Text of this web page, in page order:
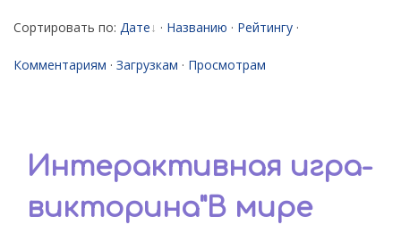
Сортировать по: Дате · Названию · Рейтингу ·
Комментариям · Загрузкам · Просмотрам
Интерактивная игра-
викторина"В мире